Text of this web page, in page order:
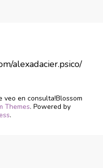
alexadacier.psico/
veo en consulta!Blossom
Themes. Powered by
.